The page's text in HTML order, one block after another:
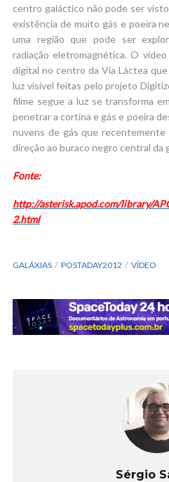
centro galáctico não pode ser
existência de muito gás e poeira
uma região que pode ser
radiação eletromagnética. O
digital no centro da Via Láctea
luz visível feitas pelo projeto
filme segue a luz se transforma
penetrar a cortina e gás e poeira
nuvens de gás que recentemente
direção ao buraco negro central da
Fonte:
http://asterisk.apod.com/library/
2.html
GALÁXIAS POSTADAY2012 VÍDEO
Sérgio